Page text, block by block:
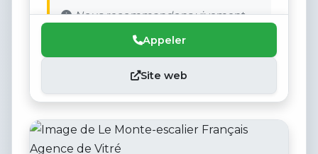
Nous recommandons vivement.
Appeler
Site web